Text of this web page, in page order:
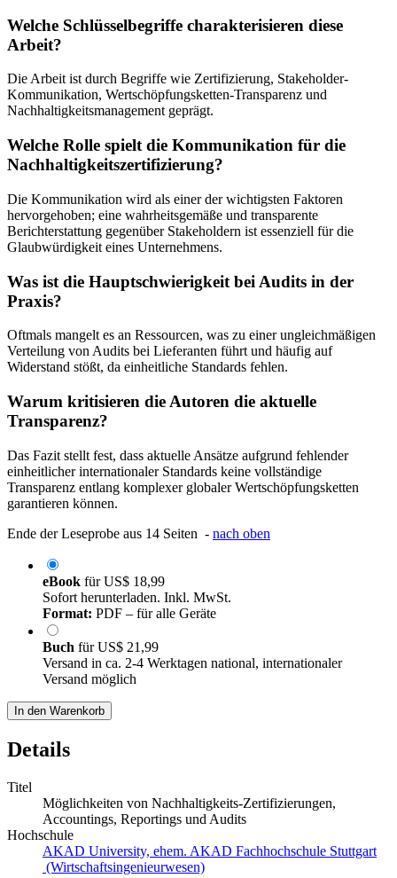
Welche Schlüsselbegriffe charakterisieren diese
Arbeit?
Die Arbeit ist durch Begriffe wie Zertifizierung, Stakeholder-
Kommunikation, Wertschöpfungsketten-Transparenz und
Nachhaltigkeitsmanagement geprägt.
Welche Rolle spielt die Kommunikation für die
Nachhaltigkeitszertifizierung?
Die Kommunikation wird als einer der wichtigsten Faktoren
hervorgehoben; eine wahrheitsgemäße und transparente
Berichterstattung gegenüber Stakeholdern ist essenziell für die
Glaubwürdigkeit eines Unternehmens.
Was ist die Hauptschwierigkeit bei Audits in der
Praxis?
Oftmals mangelt es an Ressourcen, was zu einer ungleichmäßigen
Verteilung von Audits bei Lieferanten führt und häufig auf
Widerstand stößt, da einheitliche Standards fehlen.
Warum kritisieren die Autoren die aktuelle
Transparenz?
Das Fazit stellt fest, dass aktuelle Ansätze aufgrund fehlender
einheitlicher internationaler Standards keine vollständige
Transparenz entlang komplexer globaler Wertschöpfungsketten
garantieren können.
Ende der Leseprobe aus 14 Seiten - nach oben
eBook fürUS$ 18,99
Sofort herunterladen. Inkl. MwSt.
Format: PDF – für alle Geräte
Buch fürUS$ 21,99
Versand in ca. 2-4 Werktagen national, internationaler
Versand möglich
In den Warenkorb
Details
Titel
Möglichkeiten von Nachhaltigkeits-Zertifizierungen,
Accountings, Reportings und Audits
Hochschule
AKAD University, ehem. AKAD Fachhochschule Stuttgart
(Wirtschaftsingenieurwesen)